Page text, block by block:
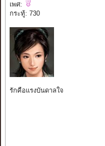
เพศ:
กระทู้: 730
รักคือแรงบันดาลใจ